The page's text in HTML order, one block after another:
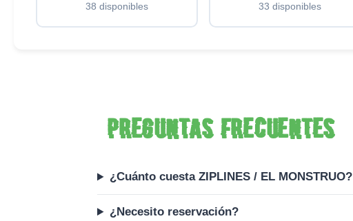
38 disponibles 33 disponibles
Preguntas frecuentes
¿Cuánto cuesta ZIPLINES / EL MONSTRUO?
¿Necesito reservación?